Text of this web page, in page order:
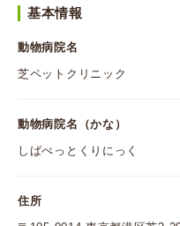
基本情報
動物病院名
芝ペットクリニック
動物病院名（かな）
しばぺっとくりにっく
住所